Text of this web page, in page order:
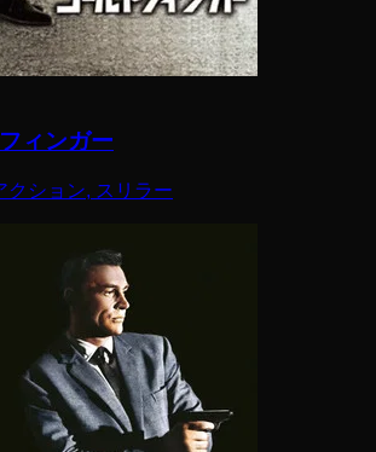
ィンガー
クション, スリラー